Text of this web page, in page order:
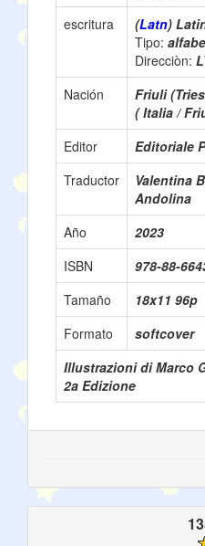
escritura
(Latn)
Tipo:
Direcciòn:
Nación
Friuli
( Italia /
Editor
Editoriale
Traductor
Valentina
Andolina
Año
2023
ISBN
978-88-
Tamaño
18x11 96p
Formato
softcover
Illustrazioni di Marco
2a Edizione